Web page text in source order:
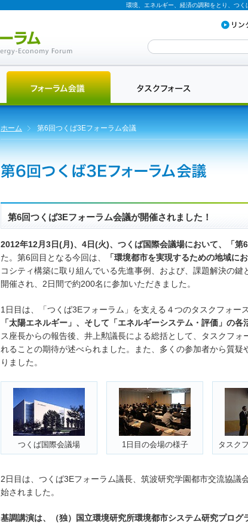
環境、エネルギー、経済の調和をとり、つく
ホーム 第6回つくば3Eフォーラム会議
第6回つくば3Eフォーラム会議が開催されました！
2012年12月3日(月)、4日(火)、つくば国際会議場において、「第
た。第6回目となる今回は、
「環境都市を実現するための地域に
コシティ構築に取り組んでいる先進事例、および、課題解決の
開催され、2日間で約200名に参加いただきました。
1日目は、「つくば3Eフォーラム」を支える４つのタスクフォース
「太陽エネルギー」、そして「エネルギーシステム・評価」の各
ス座長からの報告後、井上勲議長による総括として、タスクフ
れることの期待が述べられました。また、多くの参加者から質
りました。
つくば国際会議場 1日目の会場の様子 タスク
2日目は、つくば3Eフォーラム議長、筑波研究学園都市交流協議
始されました。
基調講演は、（独）国立環境研究所環境都市システム研究プロ